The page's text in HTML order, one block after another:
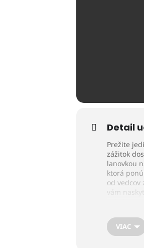
Detail
Prežite
zážitok
lanovkou
ktorá
od vedcov
vám
V CENE JE
VIAC